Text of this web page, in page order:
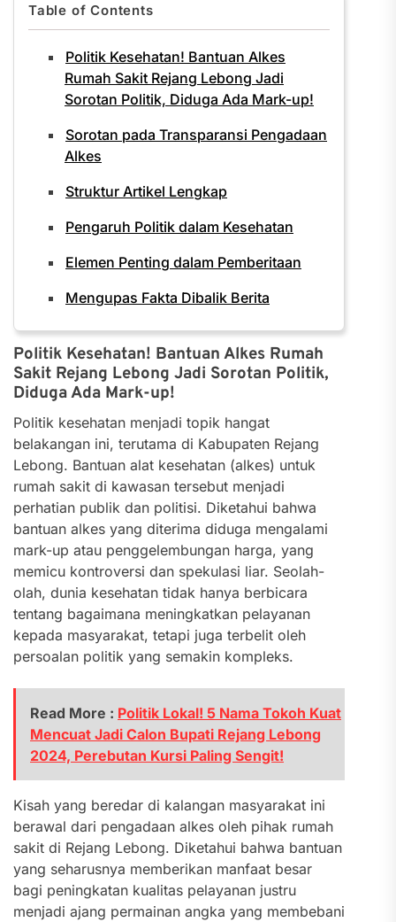
Table of Contents
Politik Kesehatan! Bantuan Alkes
Rumah Sakit Rejang Lebong Jadi
Sorotan Politik, Diduga Ada Mark-up!
Sorotan pada Transparansi Pengadaan
Alkes
Struktur Artikel Lengkap
Pengaruh Politik dalam Kesehatan
Elemen Penting dalam Pemberitaan
Mengupas Fakta Dibalik Berita
Politik Kesehatan! Bantuan Alkes Rumah
Sakit Rejang Lebong Jadi Sorotan Politik,
Diduga Ada Mark-up!
Politik kesehatan menjadi topik hangat
belakangan ini, terutama di Kabupaten Rejang
Lebong. Bantuan alat kesehatan (alkes) untuk
rumah sakit di kawasan tersebut menjadi
perhatian publik dan politisi. Diketahui bahwa
bantuan alkes yang diterima diduga mengalami
mark-up atau penggelembungan harga, yang
memicu kontroversi dan spekulasi liar. Seolah-
olah, dunia kesehatan tidak hanya berbicara
tentang bagaimana meningkatkan pelayanan
kepada masyarakat, tetapi juga terbelit oleh
persoalan politik yang semakin kompleks.
Read More : Politik Lokal! 5 Nama Tokoh Kuat
Mencuat Jadi Calon Bupati Rejang Lebong
2024, Perebutan Kursi Paling Sengit!
Kisah yang beredar di kalangan masyarakat ini
berawal dari pengadaan alkes oleh pihak rumah
sakit di Rejang Lebong. Diketahui bahwa bantuan
yang seharusnya memberikan manfaat besar
bagi peningkatan kualitas pelayanan justru
menjadi ajang permainan angka yang membebani